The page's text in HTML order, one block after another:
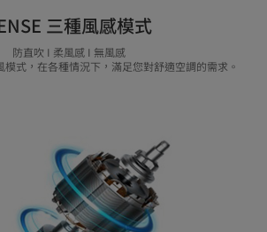
三種風感模式
防直吹 I 柔風感 I 無風感
模式，在各種情況下，滿足您對舒適空調的需求。